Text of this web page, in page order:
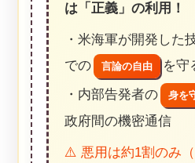
は「正義」の利用！
・米海軍が開発した
での
言論の自由
を守
・内部告発者の
身を
政府間の機密通信
⚠️ 悪用は約1割のみ